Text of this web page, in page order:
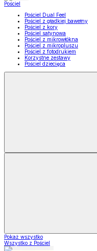
Pościel
Pościel Dual Feel
Pościel z gładkiej bawełny
Pościel z kory
Pościel satynowa
Pościel z mikrowłókna
Pościel z mikropluszu
Pościel z fotodrukiem
Korzystne zestawy
Pościel dziecięca
Pokaż wszystko
Wszystko z Pościel